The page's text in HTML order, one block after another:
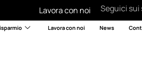
Lavora con noi Seguici sui
Lavora con noi News